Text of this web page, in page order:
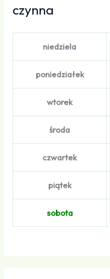
czynna
niedziela
poniedziałek
wtorek
środa
czwartek
piątek
sobota